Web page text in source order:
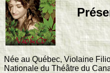
Née au Québec, Violaine
Nationale du Théâtre du